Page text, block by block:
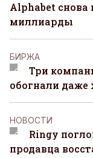
Alphabet снова
миллиарды
БИРЖА
Три
обогнали даже
НОВОСТИ
Ringy
продавца